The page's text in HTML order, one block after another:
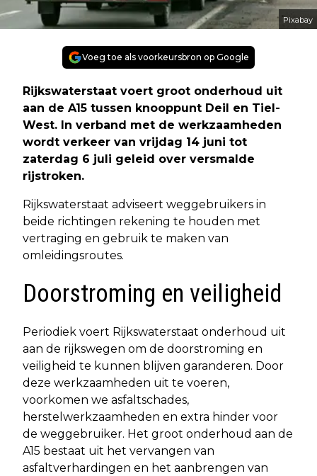
Pixabay
Voeg toe als voorkeursbron op Google
Rijkswaterstaat voert groot onderhoud uit
aan de A15 tussen knooppunt Deil en Tiel-
West. In verband met de werkzaamheden
wordt verkeer van vrijdag 14 juni tot
zaterdag 6 juli geleid over versmalde
rijstroken.
Rijkswaterstaat adviseert weggebruikers in
beide richtingen rekening te houden met
vertraging en gebruik te maken van
omleidingsroutes.
Doorstroming en veiligheid
Periodiek voert Rijkswaterstaat onderhoud uit
aan de rijkswegen om de doorstroming en
veiligheid te kunnen blijven garanderen. Door
deze werkzaamheden uit te voeren,
voorkomen we asfaltschades,
herstelwerkzaamheden en extra hinder voor
de weggebruiker. Het groot onderhoud aan de
A15 bestaat uit het vervangen van
asfaltverhardingen en het aanbrengen van